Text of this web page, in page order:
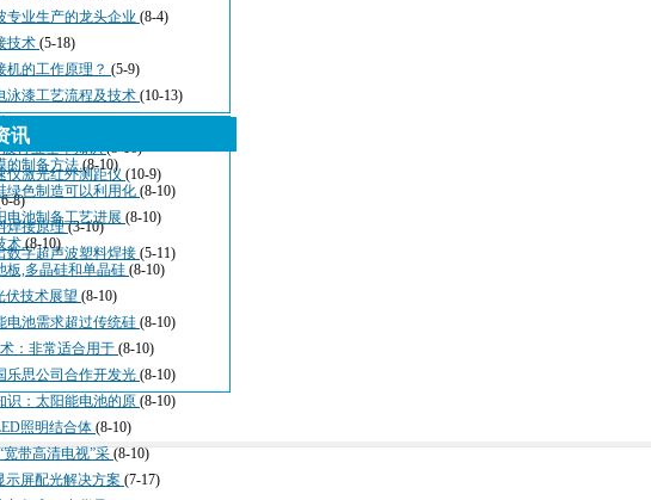
专业生产的龙头企业 (8-4)
技术 (5-18)
机的工作原理？ (5-9)
泳漆工艺流程及技术 (10-13)
(4-3)
行业基本知识(5-16)
仪激光红外测距仪 (10-9)
8)
焊接原理(3-10)
数字超声波塑料焊接 (5-11)
讯
的制备方法(8-10)
绿色制造可以利用化 (8-10)
电池制备工艺进展 (8-10)
术(8-10)
板,多晶硅和单晶硅 (8-10)
伏技术展望 (8-10)
电池需求超过传统硅 (8-10)
：非常适合用于 (8-10)
乐思公司合作开发光 (8-10)
识：太阳能电池的原 (8-10)
照明结合体 (8-10)
宽带高清电视”采 (8-10)
示屏配光解决方案 (7-17)